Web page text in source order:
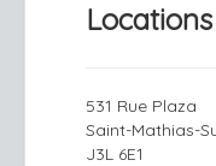
Locations
531 Rue Plaza
Saint-Mathias-
J3L 6E1